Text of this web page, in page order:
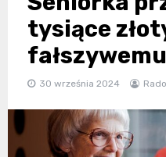
tysiące
30 września 2024